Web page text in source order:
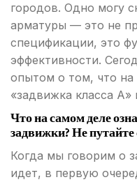
городов. Одно могу
арматуры — это не
спецификации, это
эффективности.
опытом о том, что на
«задвижка класса
Что на самом деле
задвижки? Не путайте
Когда мы говорим о
идет, в первую